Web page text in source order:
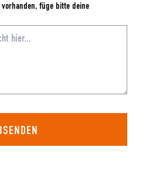
vorhanden, füge bitte deine